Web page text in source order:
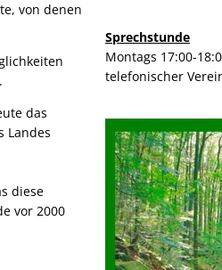
von denen
das
Landes
diese
vor 2000
Sprechstunde
Montags 17:00-
telefonischer